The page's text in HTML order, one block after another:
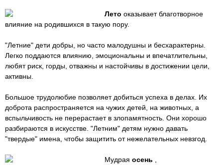
Лето оказывает благотворное
влияние на родившихся в такую пору.
"Летние" дети добры, но часто малодушны и бесхарактерны.
Легко поддаются влиянию, эмоциональны и впечатлительны,
любят риск, горды, отважны и настойчивы в достижении цели,
активны.
Большое трудолюбие позволяет добиться успеха в делах. Их
доброта распространяется на чужих детей, на животных, а
вспыльчивость не перерастает в злопамятность. Они хорошо
разбираются в искусстве. "Летним" детям нужно давать
"твердые" имена, чтобы защитить от нежелательных невзгод.
Мудрая осень